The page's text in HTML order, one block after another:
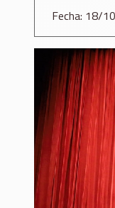
Fecha: 18/